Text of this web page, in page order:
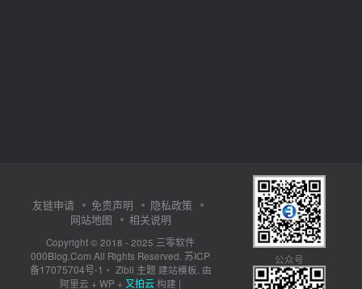
友链申请 免责声明
隐私政策
网站地图
相关说明
Copyright © 2018 - 2025 三零软件
000Blog.Com All Rights Reserved. 苏ICP
备17075704号-1 ・ Zibll 主题建站模板. 由
阿里云 + WP + 又拍云构建 |
公众号